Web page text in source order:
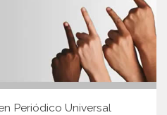
Periódico Universal